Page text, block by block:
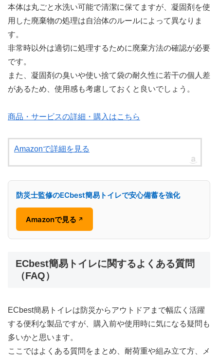
本体は丸ごと水洗い可能で清潔に保てますが、凝固剤を使
用した廃棄物の処理は自治体のルールによって異なりま
す。
非常時以外は適切に処理するために廃棄方法の確認が必要
です。
また、凝固剤の臭いや使い捨て袋の耐久性に若干の個人差
があるため、使用感も考慮しておくと良いでしょう。
商品・サービスの詳細・購入はこちら
Amazonで詳細を見る
防災士監修のECbest簡易トイレで安心備蓄を強化
Amazonで見る ↗
ECbest簡易トイレに関するよくある質問
（FAQ）
ECbest簡易トイレは防災からアウトドアまで幅広く活躍
する便利な製品ですが、購入前や使用時に気になる疑問も
多いかと思います。
ここではよくある質問をまとめ、耐荷重や組み立て方、メ